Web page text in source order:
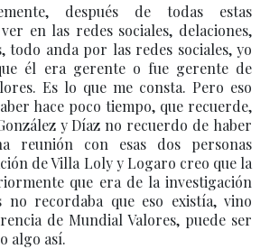
después de todas estas
en las redes sociales, delaciones,
todo anda por las redes sociales, yo
él era gerente o fue gerente de
Es lo que me consta. Pero eso
hace poco tiempo, que recuerde,
y Díaz no recuerdo de haber
reunión con esas dos personas
de Villa Loly y Logaro creo que la
que era de la investigación
no recordaba que eso existía, vino
de Mundial Valores, puede ser
algo así.